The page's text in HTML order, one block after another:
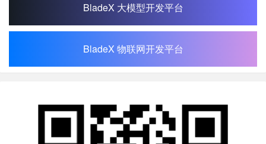
BladeX 大模型开发平台
BladeX 物联网开发平台